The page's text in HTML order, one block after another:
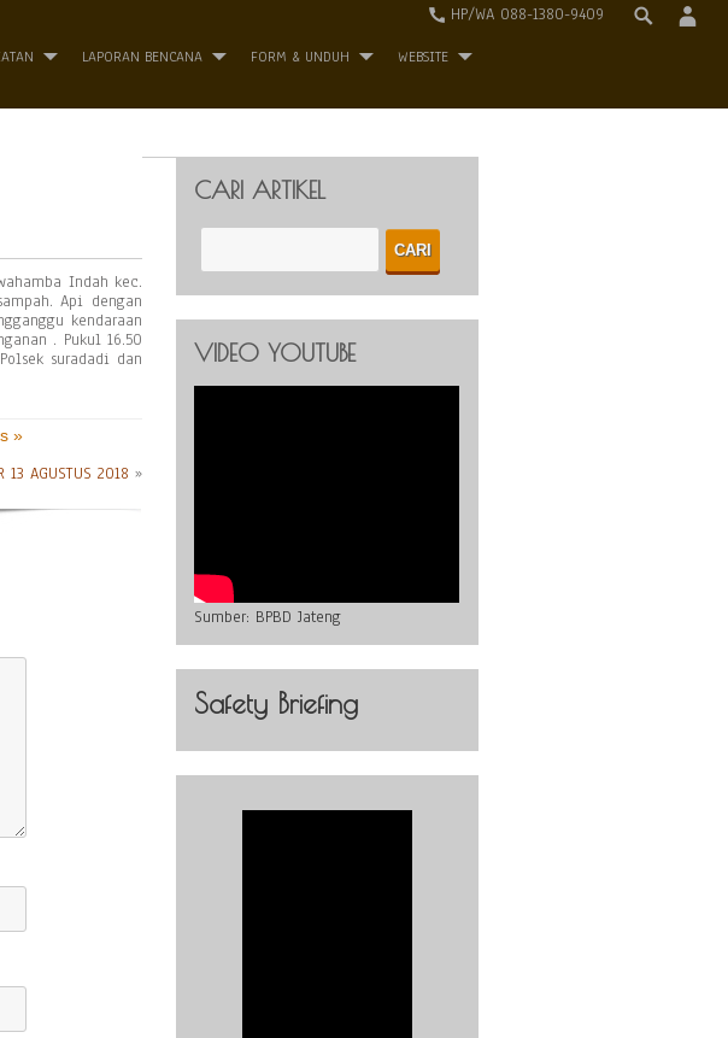
HP/WA 088-1380-9409
LAPORAN BENCANA FORM & UNDUH WEBSITE
Indah kec.
Api dengan
kendaraan
. Pukul 16.50
suradadi dan
»
13 AGUSTUS 2018 »
CARI ARTIKEL
VIDEO YOUTUBE
Sumber: BPBD Jateng
Safety Briefing